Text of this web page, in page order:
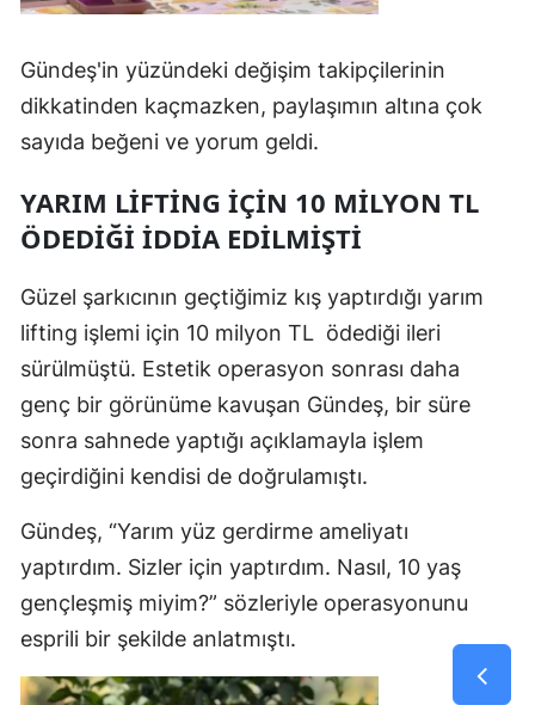
Gündeş'in yüzündeki değişim takipçilerinin
dikkatinden kaçmazken, paylaşımın altına çok
sayıda beğeni ve yorum geldi.
YARIM LİFTİNG İÇİN 10 MİLYON TL
ÖDEDİĞİ İDDİA EDİLMİŞTİ
Güzel şarkıcının geçtiğimiz kış yaptırdığı yarım
lifting işlemi için 10 milyon TL ödediği ileri
sürülmüştü. Estetik operasyon sonrası daha
genç bir görünüme kavuşan Gündeş, bir süre
sonra sahnede yaptığı açıklamayla işlem
geçirdiğini kendisi de doğrulamıştı.
Gündeş, “Yarım yüz gerdirme ameliyatı
yaptırdım. Sizler için yaptırdım. Nasıl, 10 yaş
gençleşmiş miyim?” sözleriyle operasyonunu
esprili bir şekilde anlatmıştı.